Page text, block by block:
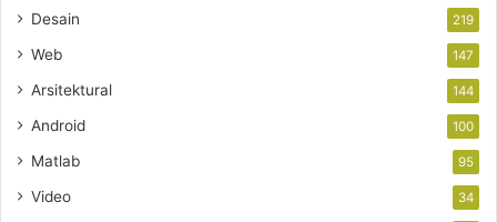
Desain 219
Web 147
Arsitektural 144
Android 100
Matlab 95
Video 34